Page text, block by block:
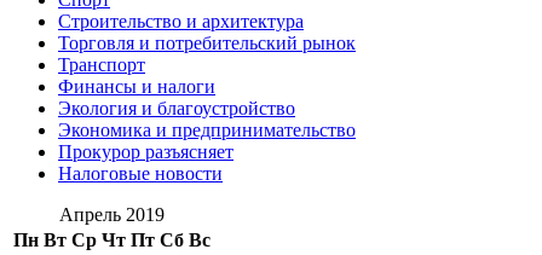
Строительство и архитектура
Торговля и потребительский рынок
Транспорт
Финансы и налоги
Экология и благоустройство
Экономика и предпринимательство
Прокурор разъясняет
Налоговые новости
Апрель 2019
Пн Вт Ср Чт Пт Сб Вс